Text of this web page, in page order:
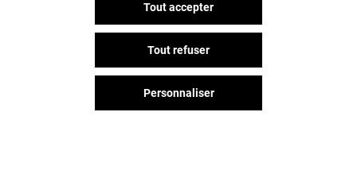
Tout accepter
Tout refuser
Personnaliser